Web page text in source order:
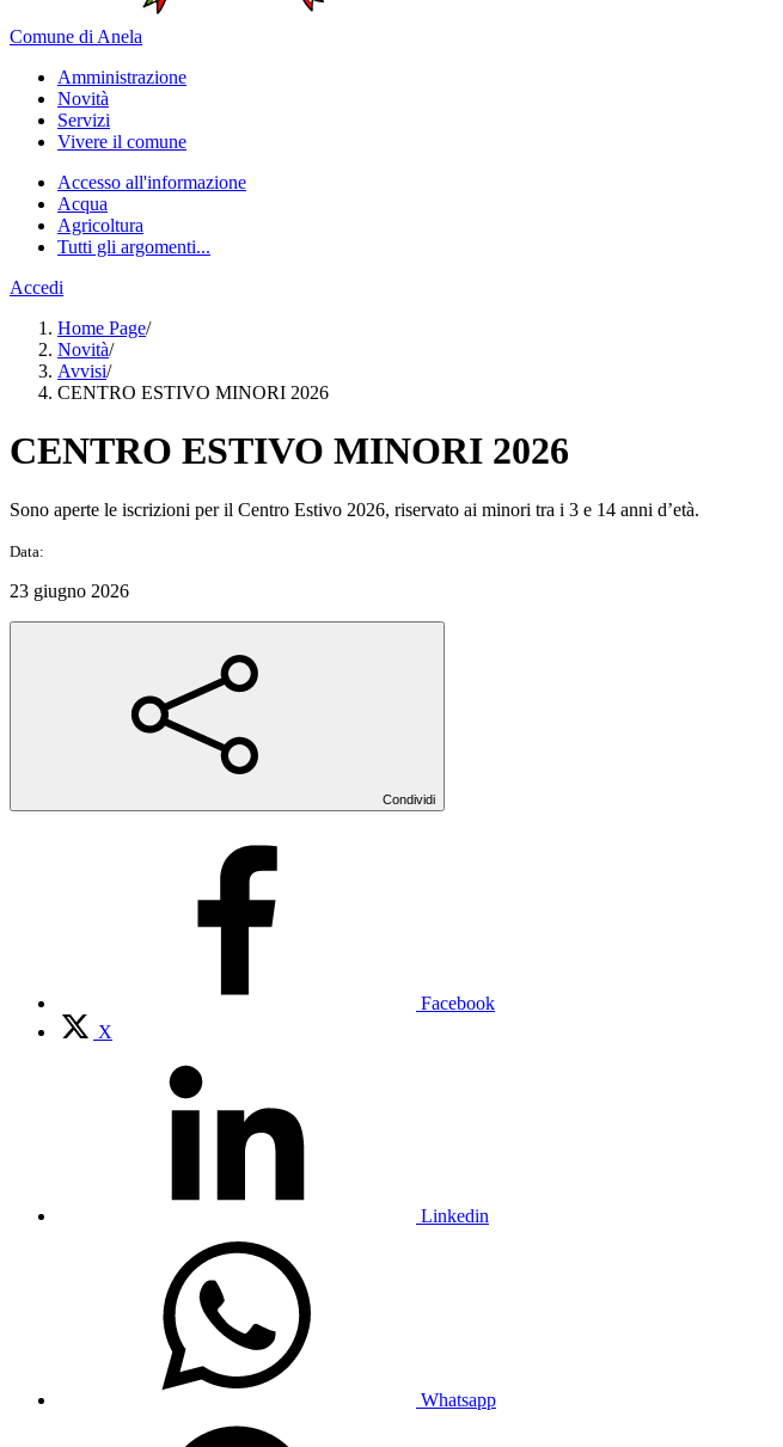
Comune di Anela
Amministrazione
Novità
Servizi
Vivere il comune
Accesso all'informazione
Acqua
Agricoltura
Tutti gli argomenti...
Accedi
Home Page/
Novità/
Avvisi/
CENTRO ESTIVO MINORI 2026
CENTRO ESTIVO MINORI 2026
Sono aperte le iscrizioni per il Centro Estivo 2026, riservato ai minori tra i 3 e 14 anni d’età.
Data:
23 giugno 2026
Condividi
Facebook
X
Linkedin
Whatsapp